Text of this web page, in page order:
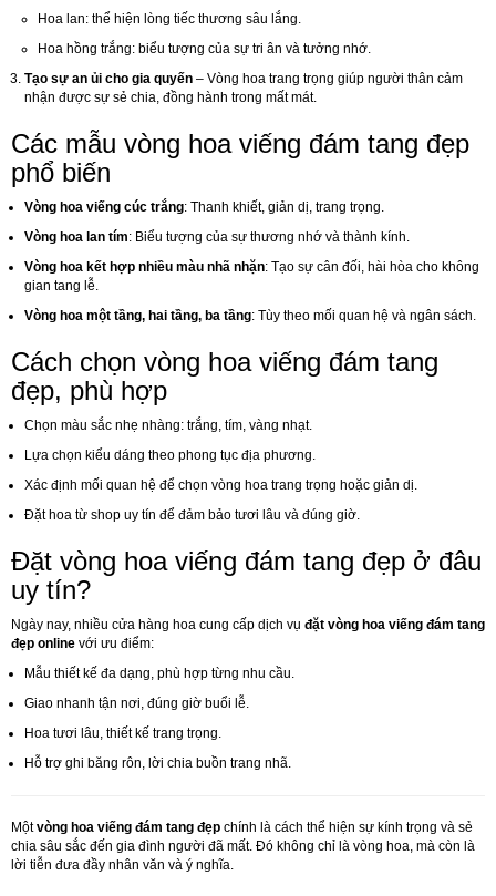
Hoa lan: thể hiện lòng tiếc thương sâu lắng.
Hoa hồng trắng: biểu tượng của sự tri ân và tưởng nhớ.
Tạo sự an ủi cho gia quyến – Vòng hoa trang trọng giúp người thân cảm
nhận được sự sẻ chia, đồng hành trong mất mát.
Các mẫu vòng hoa viếng đám tang đẹp
phổ biến
Vòng hoa viếng cúc trắng: Thanh khiết, giản dị, trang trọng.
Vòng hoa lan tím: Biểu tượng của sự thương nhớ và thành kính.
Vòng hoa kết hợp nhiều màu nhã nhặn: Tạo sự cân đối, hài hòa cho không
gian tang lễ.
Vòng hoa một tầng, hai tầng, ba tầng: Tùy theo mối quan hệ và ngân sách.
Cách chọn vòng hoa viếng đám tang
đẹp, phù hợp
Chọn màu sắc nhẹ nhàng: trắng, tím, vàng nhạt.
Lựa chọn kiểu dáng theo phong tục địa phương.
Xác định mối quan hệ để chọn vòng hoa trang trọng hoặc giản dị.
Đặt hoa từ shop uy tín để đảm bảo tươi lâu và đúng giờ.
Đặt vòng hoa viếng đám tang đẹp ở đâu
uy tín?
Ngày nay, nhiều cửa hàng hoa cung cấp dịch vụ đặt vòng hoa viếng đám tang
đẹp online với ưu điểm:
Mẫu thiết kế đa dạng, phù hợp từng nhu cầu.
Giao nhanh tận nơi, đúng giờ buổi lễ.
Hoa tươi lâu, thiết kế trang trọng.
Hỗ trợ ghi băng rôn, lời chia buồn trang nhã.
Mộtvòng hoa viếng đám tang đẹp chính là cách thể hiện sự kính trọng và sẻ
chia sâu sắc đến gia đình người đã mất. Đó không chỉ là vòng hoa, mà còn là
lời tiễn đưa đầy nhân văn và ý nghĩa.